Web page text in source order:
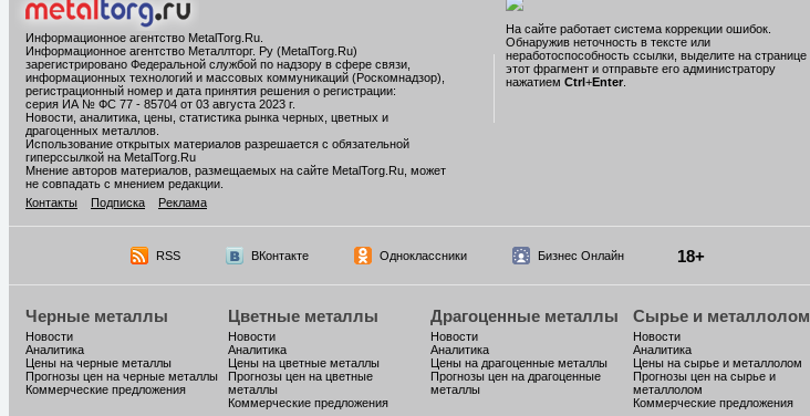
Информационное агентство MetalTorg.Ru
Информационное агентство Металлторг. Ру (MetalTorg.Ru)
зарегистрировано Федеральной службой по надзору в сфере связи,
информационных технологий и массовых коммуникаций (Роскомнадзор),
регистрационный номер и дата принятия решения о регистрации:
серия ИА № ФС 77 - 85704 от 03 августа 2023 г.
Новости, аналитика, цены, статистика рынка черных, цветных и
драгоценных металлов.
Использование открытых материалов разрешается с обязательной
гиперссылкой на MetalTorg.Ru
Мнение авторов материалов, размещаемых на сайте MetalTorg.Ru, может
не совпадать с мнением редакции.
Контакты
Подписка Реклама
На сайте работает система коррекции ошибок.
Обнаружив неточность в тексте или
неработоспособность ссылки, выделите на странице
этот фрагмент и отправьте его администратору
нажатием Ctrl+Enter
RSS ВКонтакте Одноклассники Бизнес Онлайн 18+
Черные металлы
Новости
Аналитика
Цены на черные металлы
Прогнозы цен на черные металлы
Коммерческие предложения
Цветные металлы
Новости
Аналитика
Цены на цветные металлы
Прогнозы цен на цветные
металлы
Коммерческие предложения
Драгоценные металлы
Новости
Аналитика
Цены на драгоценные металлы
Прогнозы цен на драгоценные
металлы
Сырье и металлолом
Новости
Аналитика
Цены на сырье и металлолом
Прогнозы цен на сырье и
металлолом
Коммерческие предложения